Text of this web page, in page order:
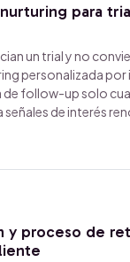
para
un trial y no
personalizada por
de follow-up solo
de interés
y proceso de